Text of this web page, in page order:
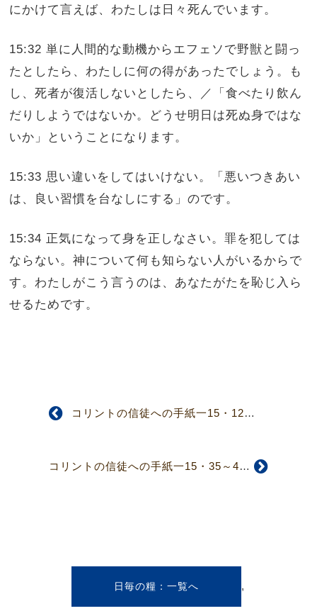
にかけて言えば、わたしは日々死んでいます。
15:32 単に人間的な動機からエフェソで野獣と闘っ
たとしたら、わたしに何の得があったでしょう。も
し、死者が復活しないとしたら、／「食べたり飲ん
だりしようではないか。どうせ明日は死ぬ身ではな
いか」ということになります。
15:33 思い違いをしてはいけない。「悪いつきあい
は、良い習慣を台なしにする」のです。
15:34 正気になって身を正しなさい。罪を犯しては
ならない。神について何も知らない人がいるからで
す。わたしがこう言うのは、あなたがたを恥じ入ら
せるためです。
コリントの信徒への手紙一15・12～19
コリントの信徒への手紙一15・35～49
日毎の糧 ,